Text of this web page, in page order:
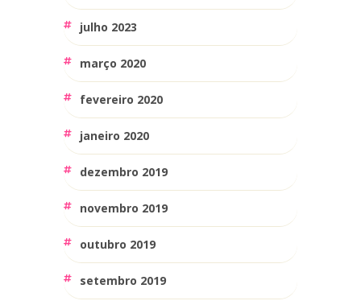
julho 2023
março 2020
fevereiro 2020
janeiro 2020
dezembro 2019
novembro 2019
outubro 2019
setembro 2019